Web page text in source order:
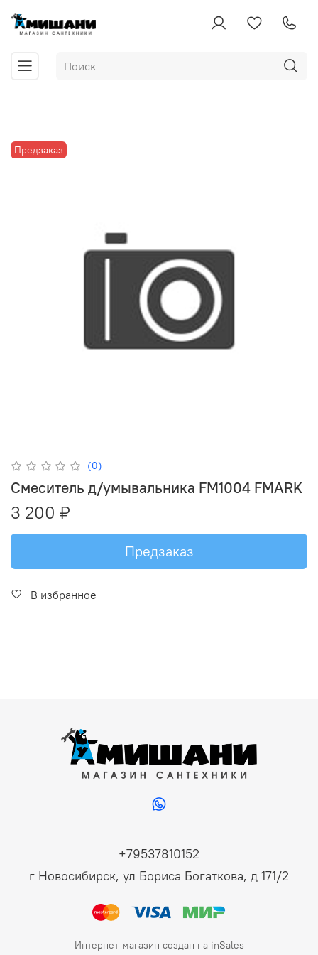
Предзаказ
(0)
Смеситель д/умывальника FM1004 FMARK
3 200 ₽
Предзаказ
В избранное
+79537810152
г Новосибирск, ул Бориса Богаткова, д 171/2
Интернет-магазин создан на inSales